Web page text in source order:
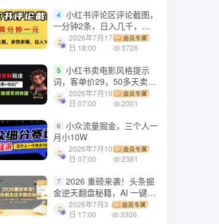
4 小红书评论区评论截图，
一分钟2条，日入几千，多
劳多得!2026年7月17
日 18:00
会员专属
3726
5 小红书卖电影风格提示
词，客单价29，50多天卖了
790单，小白直接抄作业！
2026年7月10
日 07:00
会员专属
2001
6 小众流量掘金，三个人一
月小10W
2026年7月10
日 07:00
会员专属
2381
7 2026 重磅来袭！头条掘
金逆天翻盘秘籍，AI 一键打
造爆款内容，只需简单复制
粘贴，日入 1000 + 轻松实
2026年7月3
日 17:00
会员专属
3306